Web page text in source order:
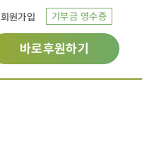
회원가입 기부금 영수증
바로후원하기